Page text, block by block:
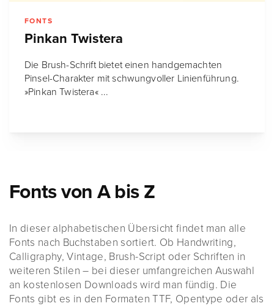
FONTS
Pinkan Twistera
Die Brush-Schrift bietet einen handgemachten
Pinsel-Charakter mit schwungvoller Linienführung.
»Pinkan Twistera« ...
Fonts von A bis Z
In dieser alphabetischen Übersicht findet man alle
Fonts nach Buchstaben sortiert. Ob Handwriting,
Calligraphy, Vintage, Brush-Script oder Schriften in
weiteren Stilen – bei dieser umfangreichen Auswahl
an kostenlosen Downloads wird man fündig. Die
Fonts gibt es in den Formaten TTF, Opentype oder als